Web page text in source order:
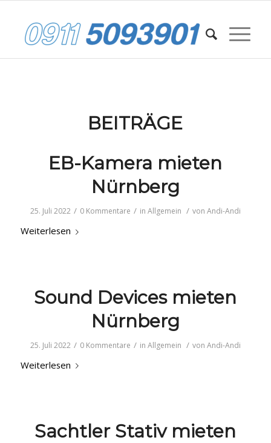
BEITRÄGE
EB-Kamera mieten
Nürnberg
25. Juli 2022 / 0 Kommentare / in Allgemein / von Andi-Andi
Weiterlesen
Sound Devices mieten
Nürnberg
25. Juli 2022 / 0 Kommentare / in Allgemein / von Andi-Andi
Weiterlesen
Sachtler Stativ mieten